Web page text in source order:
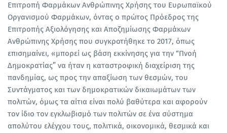
Επιτροπή Φαρμάκων Ανθρώπινης Χρήσης του Ευρωπαϊκού
Οργανισμού Φαρμάκων, όντας ο πρώτος Πρόεδρος της
Επιτροπής Αξιολόγησης και Αποζημίωσης Φαρμάκων
Ανθρώπινης Χρήσης που συγκροτήθηκε το 2017, όπως
επισημαίνει, «μπορεί ως βάση εκκίνησης για την “Πνοή
Δημοκρατίας” να ήταν η καταστροφική διαχείριση της
πανδημίας, ως προς την απαξίωση των θεσμών, του
Συντάγματος και των δημοκρατικών δικαιωμάτων των
πολιτών, όμως τα αίτια είναι πολύ βαθύτερα και αφορούν
τον ίδιο τον εγκλωβισμό των πολιτών σε ένα σύστημα
απολύτου ελέγχου τους, πολιτικά, οικονομικά, θεσμικά και